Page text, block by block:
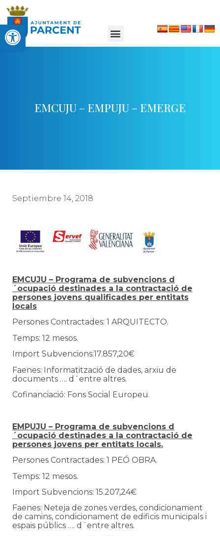
Abrir barra de herramientas
EMCUJU – EMPUJU – EMERGE
Septiembre 14, 2018
EMCUJU – Programa de subvencions d
´ocupació destinades a la contractació de
persones jovens qualificades per entitats
locals
Persones Contractades: 1 ARQUITECTO.
Temps: 12 mesos.
Import Subvencions:17.857,20€
Faenes: Informatització de dades, arxiu de
documents …. d´entre altres.
Cofinanciació: Fons Social Europeu.
EMPUJU – Programa de subvencions d
´ocupació destinades a la contractació de
persones jovens per entitats locals.
Persones Contractades: 1 PEÓ OBRA.
Temps: 12 mesos.
Import Subvencions: 15.207,24€
Faenes: Neteja de zones verdes, condicionament
de camins, condicionament de edificis municipals i
espais públics …. d´entre altres.